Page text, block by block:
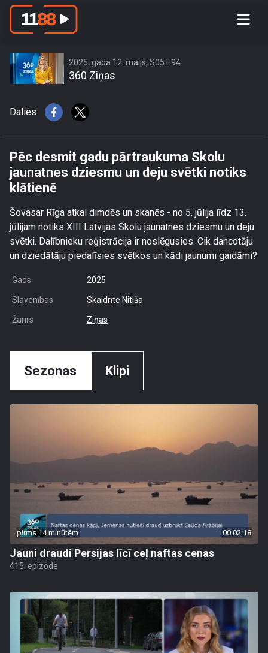
Pēc desmit gadu pārtraukuma Skolu
2025. gada 12. maijs, S05 E94
360 Ziņas
Dalies
Pēc desmit gadu pārtraukuma Skolu
jaunatnes dziesmu un deju svētki notiks
klātienē
Šovasar Rīga atkal dimdēs un skanēs - no 5. jūlija līdz 13.
jūlijam notiks XIII Latvijas Skolu jaunatnes dziesmu un deju
svētki. Dalībnieku reģistrācija ir noslēgusies. Cik dancotāju
un dziedātāju piedalīsies svētkos un kādi jaunumi gaidāmi?
Gads 2025
Slavenības Skaidrīte Nitiša
Žanrs Ziņas
Sezonas Klipi
pirms 14 minūtēm 00:02:18
Jauni draudi Persijas līcī ceļ naftas cenas
415. epizode